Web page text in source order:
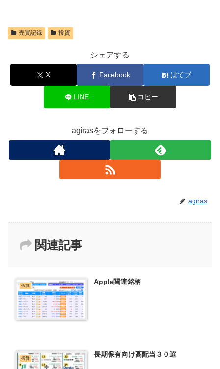
売買記録 投資
シェアする
X Facebook はてブ
LINE コピー
agirasをフォローする
agiras
関連記事
投資 Apple関連銘柄
投資 長期保有向け高配当３０選